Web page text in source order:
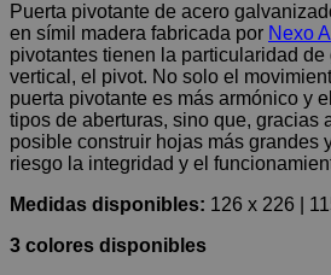
Puerta pivotante de acero
en símil madera fabricada por Nexo
pivotantes tienen la particularidad de
vertical, el pivot. No solo el
puerta pivotante es más armónico y
tipos de aberturas, sino que, gracias
posible construir hojas más grandes
riesgo la integridad y el
Medidas disponibles: 126 x 226 |
3 colores disponibles